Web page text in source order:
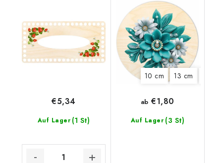
Auf Lager (1 St)
€5,34
10 cm 13 cm
Auf Lager (3 St)
ab €1,80